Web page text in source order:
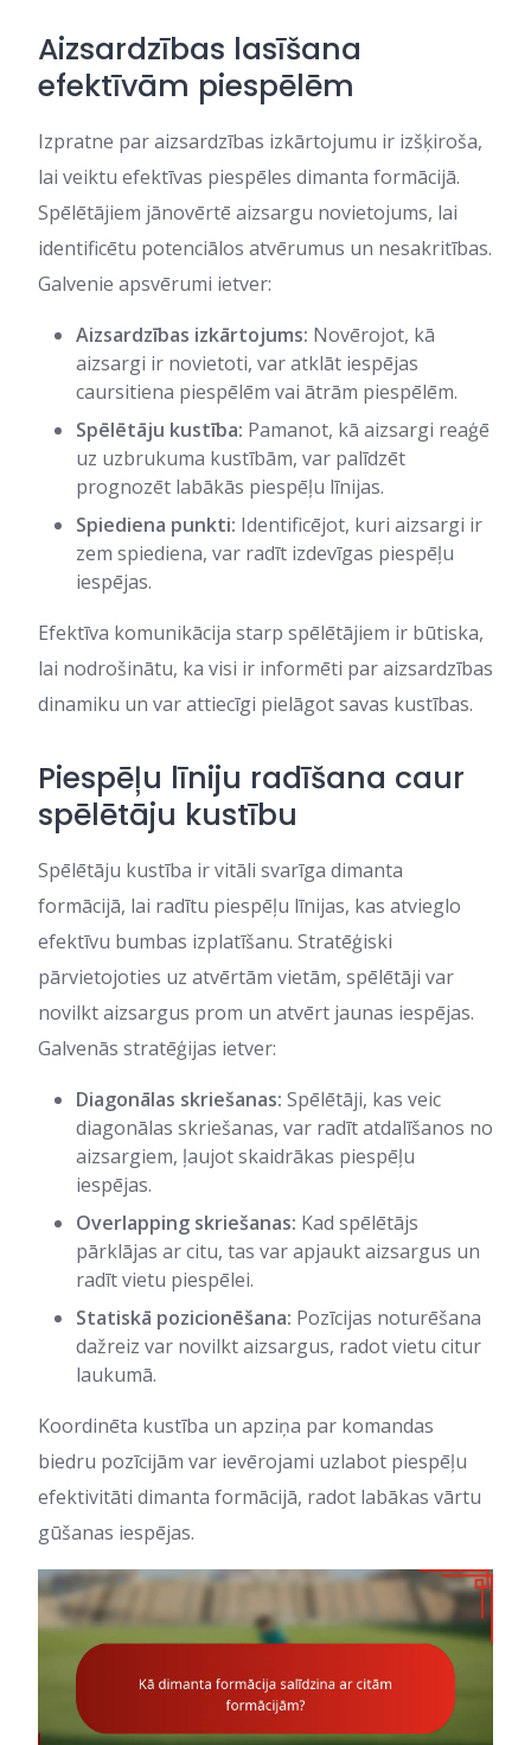
Aizsardzības lasīšana
efektīvām piespēlēm
Izpratne par aizsardzības izkārtojumu ir izšķiroša,
lai veiktu efektīvas piespēles dimanta formācijā.
Spēlētājiem jānovērtē aizsargu novietojums, lai
identificētu potenciālos atvērumus un nesakritības.
Galvenie apsvērumi ietver:
Aizsardzības izkārtojums: Novērojot, kā
aizsargi ir novietoti, var atklāt iespējas
caursitiena piespēlēm vai ātrām piespēlēm.
Spēlētāju kustība: Pamanot, kā aizsargi reaģē
uz uzbrukuma kustībām, var palīdzēt
prognozēt labākās piespēļu līnijas.
Spiediena punkti: Identificējot, kuri aizsargi ir
zem spiediena, var radīt izdevīgas piespēļu
iespējas.
Efektīva komunikācija starp spēlētājiem ir būtiska,
lai nodrošinātu, ka visi ir informēti par aizsardzības
dinamiku un var attiecīgi pielāgot savas kustības.
Piespēļu līniju radīšana caur
spēlētāju kustību
Spēlētāju kustība ir vitāli svarīga dimanta
formācijā, lai radītu piespēļu līnijas, kas atvieglo
efektīvu bumbas izplatīšanu. Stratēģiski
pārvietojoties uz atvērtām vietām, spēlētāji var
novilkt aizsargus prom un atvērt jaunas iespējas.
Galvenās stratēģijas ietver:
Diagonālas skriešanas: Spēlētāji, kas veic
diagonālas skriešanas, var radīt atdalīšanos no
aizsargiem, ļaujot skaidrākas piespēļu
iespējas.
Overlapping skriešanas: Kad spēlētājs
pārklājas ar citu, tas var apjaukt aizsargus un
radīt vietu piespēlei.
Statiskā pozicionēšana: Pozīcijas noturēšana
dažreiz var novilkt aizsargus, radot vietu citur
laukumā.
Koordinēta kustība un apziņa par komandas
biedru pozīcijām var ievērojami uzlabot piespēļu
efektivitāti dimanta formācijā, radot labākas vārtu
gūšanas iespējas.